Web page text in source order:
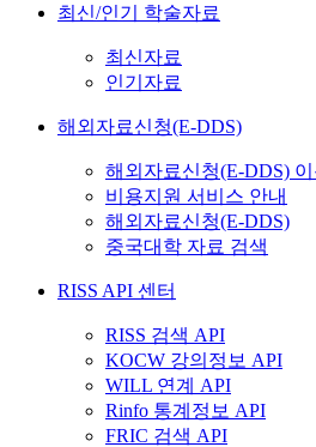
최신/인기 학술자료
최신자료
인기자료
해외자료신청(E-DDS)
해외자료신청(E-DDS)
비용지원 서비스 안내
해외자료신청(E-DDS)
중국대학 자료 검색
RISS API 센터
RISS 검색 API
KOCW 강의정보 API
WILL 연계 API
Rinfo 통계정보 API
FRIC 검색 API